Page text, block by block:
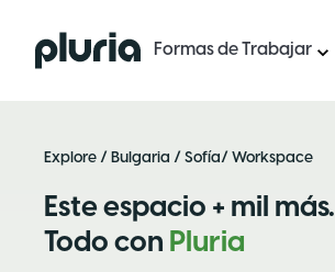
Logo Pluria Formas de Trabajar
Explore / Bulgaria / Sofía/ Workspace
Este espacio + mil más.
Todo con Pluria